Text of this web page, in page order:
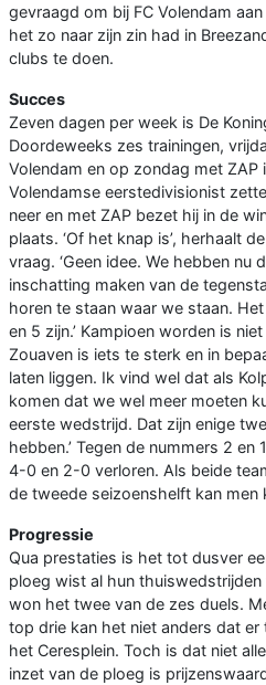
gevraagd om bij FC Volendam
het zo naar zijn zin had in
clubs te doen.
Succes
Zeven dagen per week is De
Doordeweeks zes trainingen,
Volendam en op zondag met
Volendamse eerstedivisionist
neer en met ZAP bezet hij in de
plaats. ‘Of het knap is’, herhaalt
vraag. ‘Geen idee. We hebben nu
inschatting maken van de
horen te staan waar we staan.
en 5 zijn.’ Kampioen worden is
Zouaven is iets te sterk en in
laten liggen. Ik vind wel dat als
komen dat we wel meer moeten
eerste wedstrijd. Dat zijn enige
hebben.’ Tegen de nummers 2
4-0 en 2-0 verloren. Als beide
de tweede seizoenshelft kan men
Progressie
Qua prestaties is het tot dusver
ploeg wist al hun
won het twee van de zes duels.
top drie kan het niet anders dat
het Ceresplein. Toch is dat niet
inzet van de ploeg is